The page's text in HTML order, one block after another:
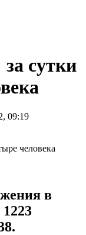
сутки
09:19
в